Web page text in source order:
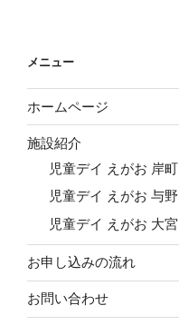
メニュー
ホームページ
施設紹介
児童デイ えがお 岸町
児童デイ えがお 与野
児童デイ えがお 大宮
お申し込みの流れ
お問い合わせ